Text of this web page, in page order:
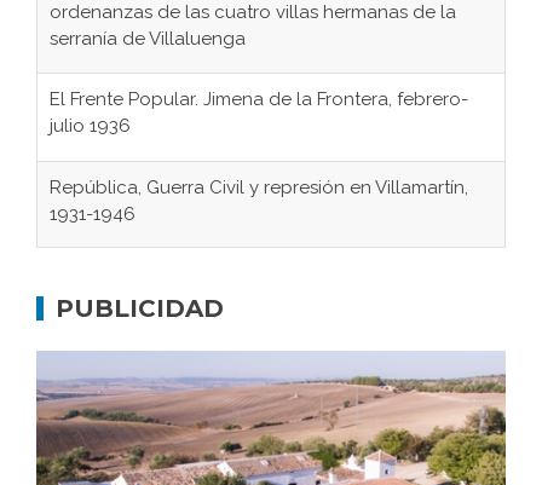
ordenanzas de las cuatro villas hermanas de la
serranía de Villaluenga
El Frente Popular. Jimena de la Frontera, febrero-
julio 1936
República, Guerra Civil y represión en Villamartín,
1931-1946
concentración nazis
Bornos
El Frente Popular. Ubrique, febrero-julio 1936
PUBLICIDAD